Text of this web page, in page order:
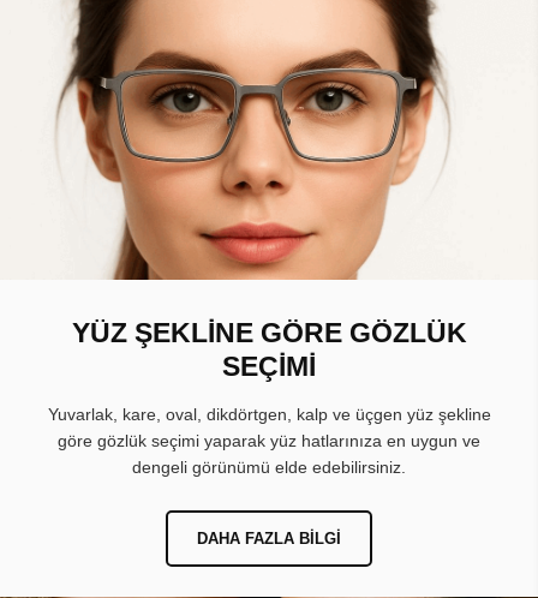
YÜZ ŞEKLİNE GÖRE GÖZLÜK
SEÇİMİ
Yuvarlak, kare, oval, dikdörtgen, kalp ve üçgen yüz şekline
göre gözlük seçimi yaparak yüz hatlarınıza en uygun ve
dengeli görünümü elde edebilirsiniz.
DAHA FAZLA BILGI